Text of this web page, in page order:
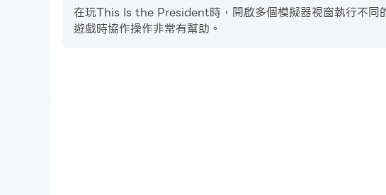
在玩This Is the President時，開啟多個模擬器視窗執行不同
遊戲時協作操作非常有幫助。